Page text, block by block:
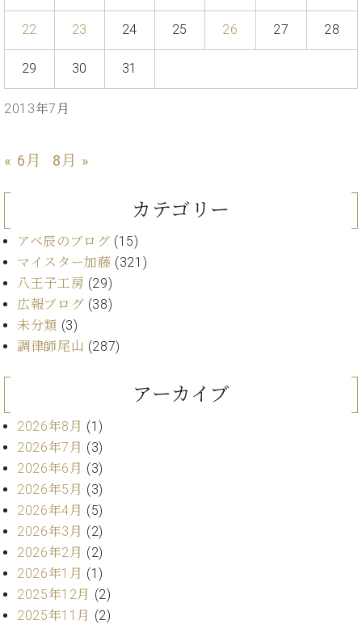
W.
フ
ェ
ナ
ル
W.
フ
マ
デ
ィ
シ
ョ
ン
W.
ホ
フ
マ
ン
(PDF)
問
わ
王
子
・
術
営
業
ス
タ
ッ
フ
ご
拶
技
術
者
2013年7月
22 23 24 25 26 27 28
29 30 31
« 6月 8月 »
カテゴリー
アベ辰のブログ (15)
マイスター加藤 (321)
八王子工房 (29)
広報ブログ (38)
未分類 (3)
調律師尾山 (287)
アーカイブ
2026年8月 (1)
2026年7月 (3)
2026年6月 (3)
2026年5月 (3)
2026年4月 (5)
2026年3月 (2)
2026年2月 (2)
2026年1月 (1)
2025年12月 (2)
2025年11月 (2)